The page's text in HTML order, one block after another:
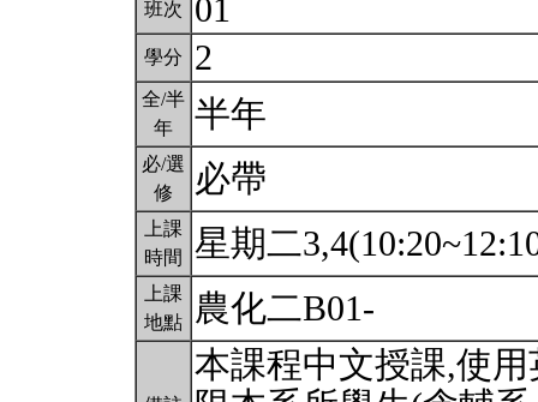
班次 01
學分 2
全/半
年
半年
必/選
修
必帶
上課
時間
星期二
上課
地點
農化二B01-
本課程中文授課,使